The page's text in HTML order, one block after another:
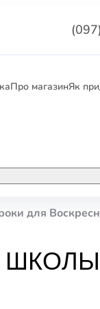
(097)
Про магазинЯк
для